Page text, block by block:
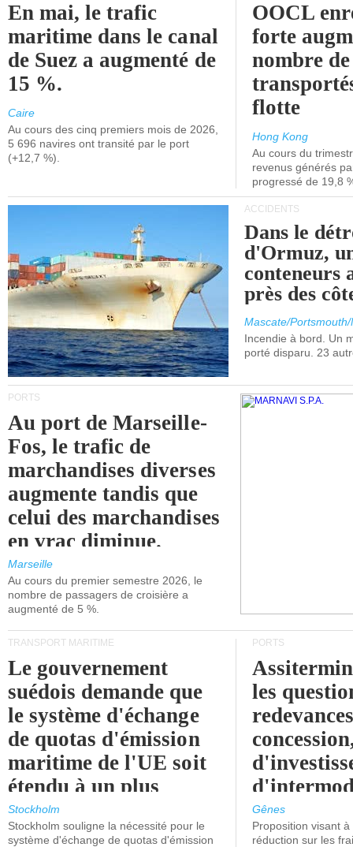
En mai, le trafic
maritime dans le canal
de Suez a augmenté de
15 %.
Caire
Au cours des cinq premiers mois de 2026,
5 696 navires ont transité par le port
(+12,7 %).
OOCL
forte
nombre
flotte
Hong Kong
Au cours du
revenus générés
progressé de 19,8
ACCIDENTS
Dans le
d'Ormuz,
conteneurs
près des
Mascate/
Incendie à bord. Un
porté disparu. 23
PORTS
Au port de Marseille-
Fos, le trafic de
marchandises diverses
augmente tandis que
celui des marchandises
en vrac diminue.
Marseille
Au cours du premier semestre 2026, le
nombre de passagers de croisière a
augmenté de 5 %.
TRANSPORT MARITIME
Le gouvernement
suédois demande que
le système d'échange
de quotas d'émission
maritime de l'UE soit
étendu à un plus
grand nombre de
navires.
Stockholm
Stockholm souligne la nécessité pour le
système d'échange de quotas d'émission
PORTS
les
l'attention
politiciens.
Gênes
Proposition visant
réduction sur les